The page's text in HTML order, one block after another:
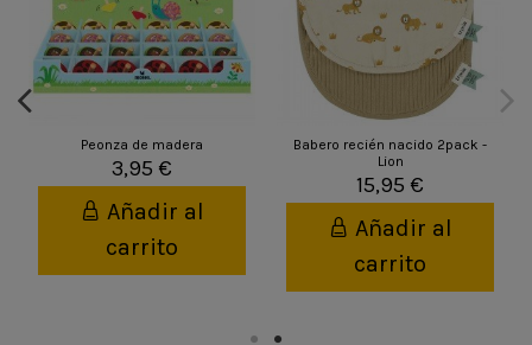
Peonza de madera
3,95 €
Añadir al
carrito
Babero recién nacido 2pack -
Lion
15,95 €
Añadir al
carrito